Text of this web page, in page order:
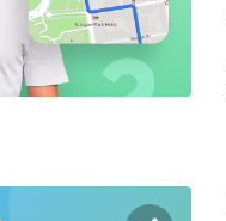
Twitter